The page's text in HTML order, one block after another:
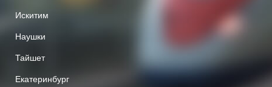
Искитим
Наушки
Тайшет
Екатеринбург